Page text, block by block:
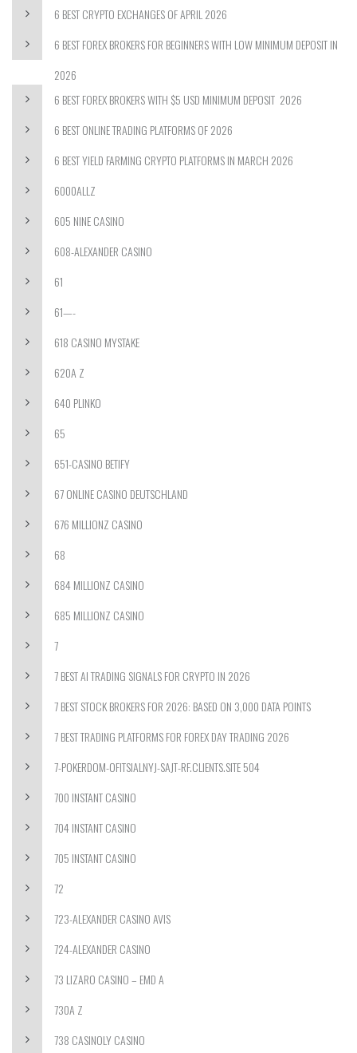
6 BEST CRYPTO EXCHANGES OF APRIL 2026
6 BEST FOREX BROKERS FOR BEGINNERS WITH LOW MINIMUM DEPOSIT IN
2026
6 BEST FOREX BROKERS WITH $5 USD MINIMUM DEPOSIT ️ 2026
6 BEST ONLINE TRADING PLATFORMS OF 2026
6 BEST YIELD FARMING CRYPTO PLATFORMS IN MARCH 2026
6000ALLZ
605 NINE CASINO
608-ALEXANDER CASINO
61
61—-
618 CASINO MYSTAKE
620A Z
640 PLINKO
65
651-CASINO BETIFY
67 ONLINE CASINO DEUTSCHLAND
676 MILLIONZ CASINO
68
684 MILLIONZ CASINO
685 MILLIONZ CASINO
7
7 BEST AI TRADING SIGNALS FOR CRYPTO IN 2026
7 BEST STOCK BROKERS FOR 2026: BASED ON 3,000 DATA POINTS
7 BEST TRADING PLATFORMS FOR FOREX DAY TRADING 2026
7-POKERDOM-OFITSIALNYJ-SAJT-RF.CLIENTS.SITE 504
700 INSTANT CASINO
704 INSTANT CASINO
705 INSTANT CASINO
72
723-ALEXANDER CASINO AVIS
724-ALEXANDER CASINO
73 LIZARO CASINO – EMD A
730A Z
738 CASINOLY CASINO